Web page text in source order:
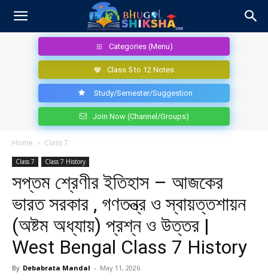
Categories (Menu)
Class 5 to 12 Notes
Study/Semester/Suggestion
Join Now (Channel/Groups)
Home Class 7
Class 7 Class 7 History
সপ্তম শ্রেণীর ইতিহাস – আজকের
ভারত সরকার , গণতন্ত্র ও স্বায়ত্তশায়ন
(অষ্টম অধ্যায়) প্রশ্ন ও উত্তর |
West Bengal Class 7 History
By Debabrata Mandal - May 11, 2026